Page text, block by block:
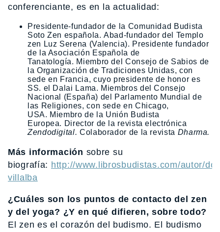
conferenciante, es en la actualidad:
Presidente-fundador de la Comunidad Budista
Soto Zen española. Abad-fundador del Templo
zen Luz Serena (Valencia). Presidente fundador
de la Asociación Española de
Tanatología. Miembro del Consejo de Sabios de
la Organización de Tradiciones Unidas, con
sede en Francia, cuyo presidente de honor es
SS. el Dalai Lama. Miembros del Consejo
Nacional (España) del Parlamento Mundial de
las Religiones, con sede en Chicago,
USA. Miembro de la Unión Budista
Europea. Director de la revista electrónica
Zendodigital. Colaborador de la revista Dharma.
Más información sobre su
biografía: http://www.librosbudistas.com/autor/
villalba
¿Cuáles son los puntos de contacto del zen
y del yoga? ¿Y en qué difieren, sobre todo?
El zen es el corazón del budismo. El budismo